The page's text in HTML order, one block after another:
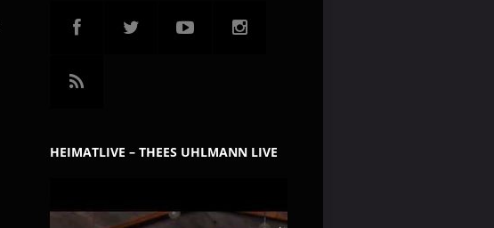
HEIMATLIVE – THEES UHLMANN LIVE